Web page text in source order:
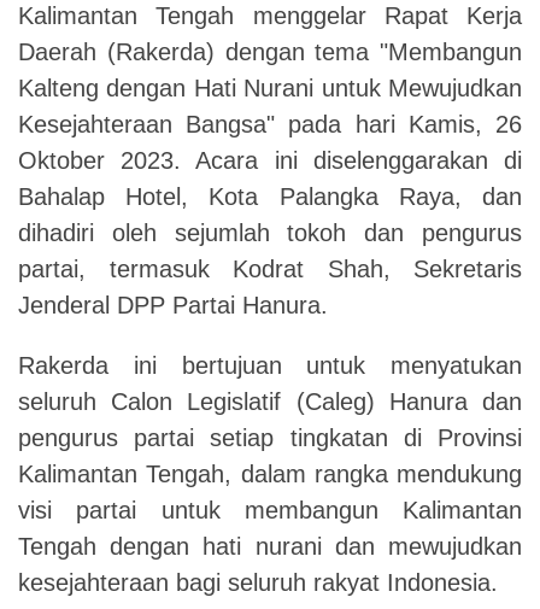
Kalimantan Tengah menggelar Rapat Kerja
Daerah (Rakerda) dengan tema "Membangun
Kalteng dengan Hati Nurani untuk Mewujudkan
Kesejahteraan Bangsa" pada hari Kamis, 26
Oktober 2023. Acara ini diselenggarakan di
Bahalap Hotel, Kota Palangka Raya, dan
dihadiri oleh sejumlah tokoh dan pengurus
partai, termasuk Kodrat Shah, Sekretaris
Jenderal DPP Partai Hanura.
Rakerda ini bertujuan untuk menyatukan
seluruh Calon Legislatif (Caleg) Hanura dan
pengurus partai setiap tingkatan di Provinsi
Kalimantan Tengah, dalam rangka mendukung
visi partai untuk membangun Kalimantan
Tengah dengan hati nurani dan mewujudkan
kesejahteraan bagi seluruh rakyat Indonesia.